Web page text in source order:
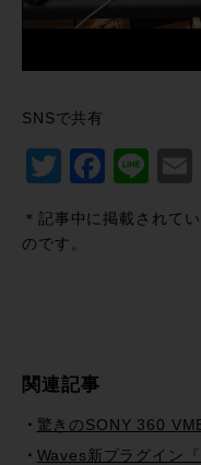
SNSで共有
Twitter
＊記事中に掲載されて
のです。
関連記事
驚きのSONY 360
Waves新プラグイン